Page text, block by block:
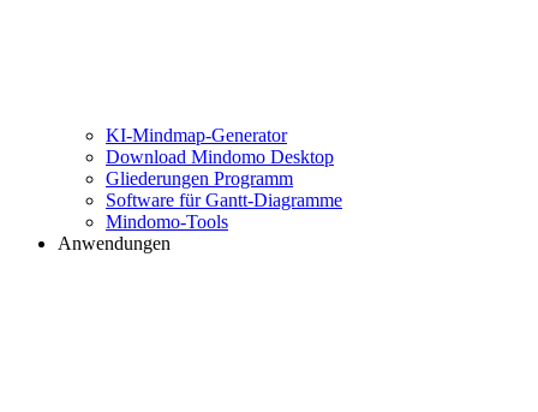
KI-Mindmap-Generator
Download Mindomo Desktop
Gliederungen Programm
Software für Gantt-Diagramme
Mindomo-Tools
Anwendungen